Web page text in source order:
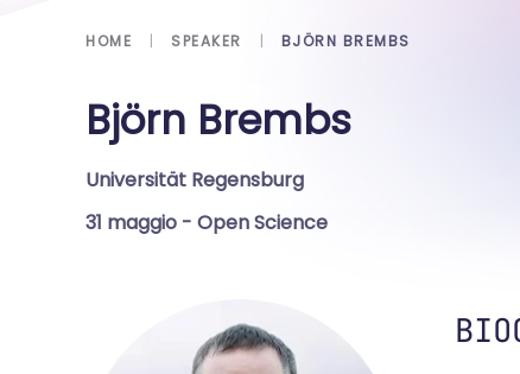
HOME SPEAKER BJÖRN BREMBS
Björn Brembs
Universität Regensburg
31 maggio - Open Science